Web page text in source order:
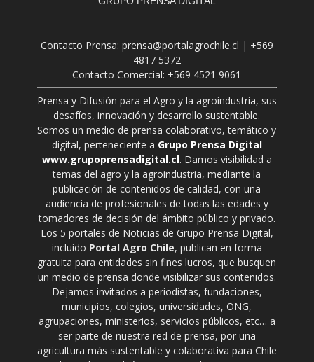
Contacto Prensa: prensa@portalagrochile.cl | +569
4817 5372
Contacto Comercial: +569 4521 9061
Prensa y Difusión para el Agro y la agroindustria, sus
desafíos, innovación y desarrollo sustentable.
Somos un medio de prensa colaborativo, temático y
digital, perteneciente a Grupo Prensa Digital
www.grupoprensadigital.cl. Damos visibilidad a
temas del agro y la agroindustria, mediante la
publicación de contenidos de calidad, con una
audiencia de profesionales de todas las edades y
tomadores de decisión del ámbito público y privado.
Los 5 portales de Noticias de Grupo Prensa Digital,
incluido Portal Agro Chile, publican en forma
gratuita para entidades sin fines lucros, que busquen
un medio de prensa donde visibilizar sus contenidos.
Dejamos invitados a periodistas, fundaciones,
municipios, colegios, universidades, ONG,
agrupaciones, ministerios, servicios públicos, etc… a
ser parte de nuestra red de prensa, por una
agricultura más sustentable y colaborativa para Chile